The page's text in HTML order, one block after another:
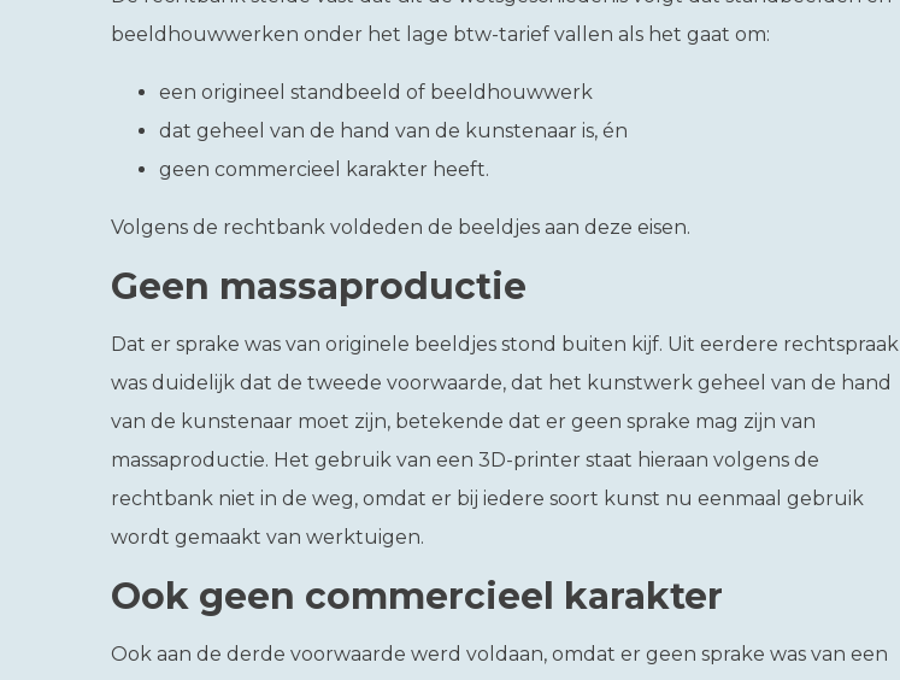
beeldhouwwerken onder het lage btw-tarief vallen als het gaat om:
een origineel standbeeld of beeldhouwwerk
dat geheel van de hand van de kunstenaar is, én
geen commercieel karakter heeft.
Volgens de rechtbank voldeden de beeldjes aan deze eisen.
Geen massaproductie
Dat er sprake was van originele beeldjes stond buiten kijf. Uit eerdere rechtspraak
was duidelijk dat de tweede voorwaarde, dat het kunstwerk geheel van de hand
van de kunstenaar moet zijn, betekende dat er geen sprake mag zijn van
massaproductie. Het gebruik van een 3D-printer staat hieraan volgens de
rechtbank niet in de weg, omdat er bij iedere soort kunst nu eenmaal gebruik
wordt gemaakt van werktuigen.
Ook geen commercieel karakter
Ook aan de derde voorwaarde werd voldaan, omdat er geen sprake was van een